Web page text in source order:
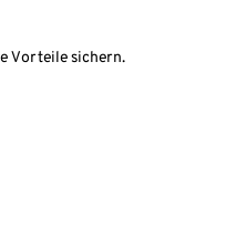
Vorteile sichern.